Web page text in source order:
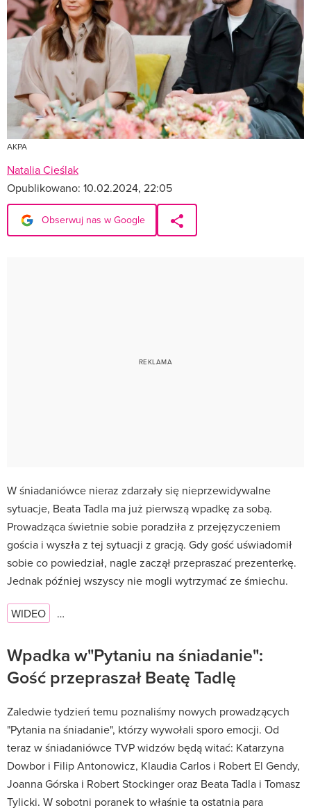
AKPA
Natalia Cieślak
Opublikowano: 10.02.2024, 22:05
Obserwuj nas w Google
W śniadaniówce nieraz zdarzały się nieprzewidywalne
sytuacje, Beata Tadla ma już pierwszą wpadkę za sobą.
Prowadząca świetnie sobie poradziła z przejęzyczeniem
gościa i wyszła z tej sytuacji z gracją. Gdy gość uświadomił
sobie co powiedział, nagle zaczął przepraszać prezenterkę.
Jednak później wszyscy nie mogli wytrzymać ze śmiechu.
WIDEO …
Wpadka w"Pytaniu na śniadanie":
Gość przepraszał Beatę Tadlę
Zaledwie tydzień temu poznaliśmy nowych prowadzących
"Pytania na śniadanie", którzy wywołali sporo emocji. Od
teraz w śniadaniówce TVP widzów będą witać: Katarzyna
Dowbor i Filip Antonowicz, Klaudia Carlos i Robert El Gendy,
Joanna Górska i Robert Stockinger oraz Beata Tadla i Tomasz
Tylicki. W sobotni poranek to właśnie ta ostatnia para